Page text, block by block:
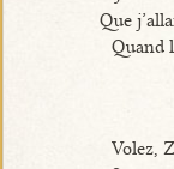
Que
Quand
Volez,